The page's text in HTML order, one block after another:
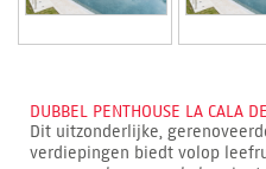
DUBBEL PENTHOUSE LA CALA
Dit uitzonderlijke,
verdiepingen biedt volop